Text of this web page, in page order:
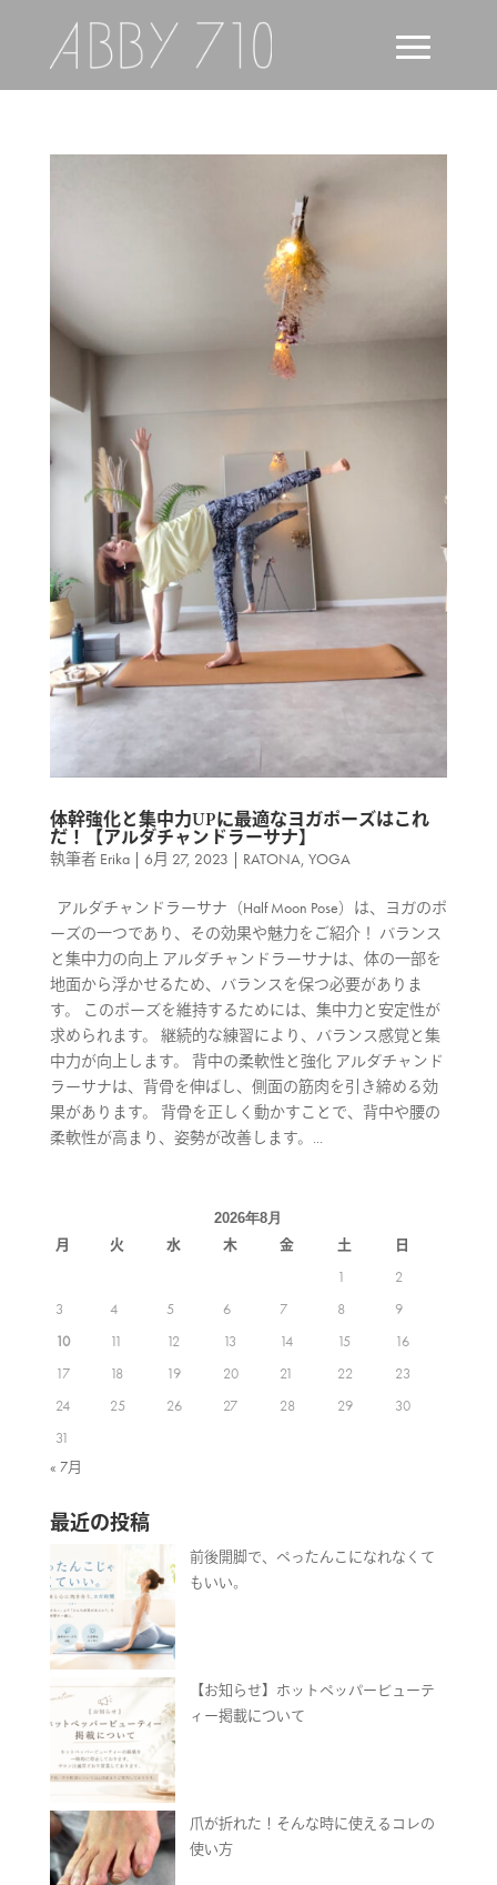
体幹強化と集中力UPに最適なヨガポーズはこれ
だ！【アルダチャンドラーサナ】
執筆者 Erika| 6月 27, 2023 RATONA, YOGA
アルダチャンドラーサナ（Half Moon Pose）は、ヨガのポ
ーズの一つであり、その効果や魅力をご紹介！ バランス
と集中力の向上 アルダチャンドラーサナは、体の一部を
地面から浮かせるため、バランスを保つ必要がありま
す。 このポーズを維持するためには、集中力と安定性が
求められます。 継続的な練習により、バランス感覚と集
中力が向上します。 背中の柔軟性と強化 アルダチャンド
ラーサナは、背骨を伸ばし、側面の筋肉を引き締める効
果があります。 背骨を正しく動かすことで、背中や腰の
柔軟性が高まり、姿勢が改善します。...
2026年8月
月 火 水 木 金 土
日
1
2
3
4 5 6 7 8
9
10
11 12 13 14 15
16
17
18 19 20 21 22
23
24
25 26 27 28 29
30
31
« 7月
最近の投稿
前後開脚で、ぺったんこになれなくて
もいい。
【お知らせ】ホットペッパービューテ
ィー掲載について
爪が折れた！そんな時に使えるコレの
使い方